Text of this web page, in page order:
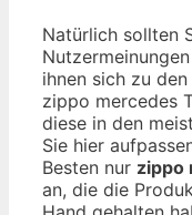
Natürlich sollten
ihnen sich zu
zippo mercedes
diese in den
Sie hier
Besten nur zippo
an, die die